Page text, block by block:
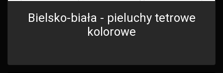
Bielsko-biała - pieluchy tetrowe
kolorowe